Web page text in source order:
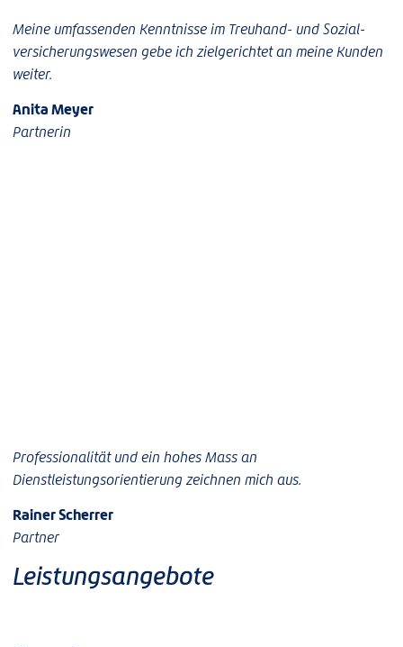
Meine umfassenden Kenntnisse im Treuhand- und Sozial­
versicherungswesen gebe ich zielgerichtet an meine Kunden
weiter.
Anita Meyer
Partnerin
Professionalität und ein hohes Mass an
Dienstleistungsorientierung zeichnen mich aus.
Rainer Scherrer
Partner
Leistungsangebote